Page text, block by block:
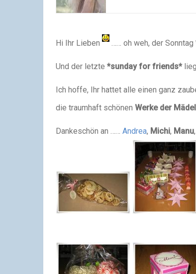
Hi Ihr Lieben …… oh weh, der Sonntag
Und der letzte *sunday for friends*
Ich hoffe, Ihr hattet alle einen ganz
die traumhaft schönen Werke der
Dankeschön an …… Andrea, Michi, Manu,